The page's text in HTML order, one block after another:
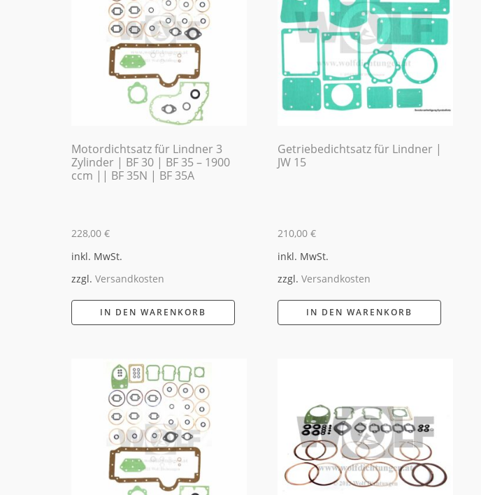
Motordichtsatz für Lindner 3
Zylinder | BF 30 | BF 35 – 1900
ccm || BF 35N | BF 35A
228,00 €
inkl. MwSt.
zzgl. Versandkosten
IN DEN WARENKORB
Getriebedichtsatz für Lindner |
JW 15
210,00 €
inkl. MwSt.
zzgl. Versandkosten
IN DEN WARENKORB